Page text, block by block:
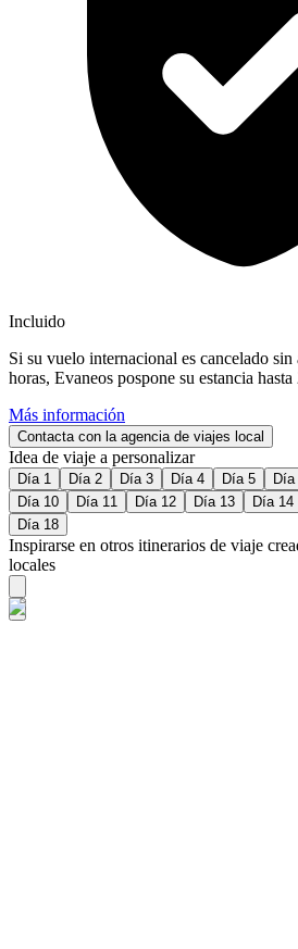
Incluido
Si su vuelo internacional es cancelado
horas, Evaneos pospone su estancia hasta
Más información
Contacta con la agencia de viajes local
Idea de viaje a personalizar
Día 1 Día 2 Día 3 Día 4 Día 5 Día
Día 10
Día 11 Día 12 Día 13 Día 14
Día 18
Inspirarse en otros itinerarios de viaje
locales